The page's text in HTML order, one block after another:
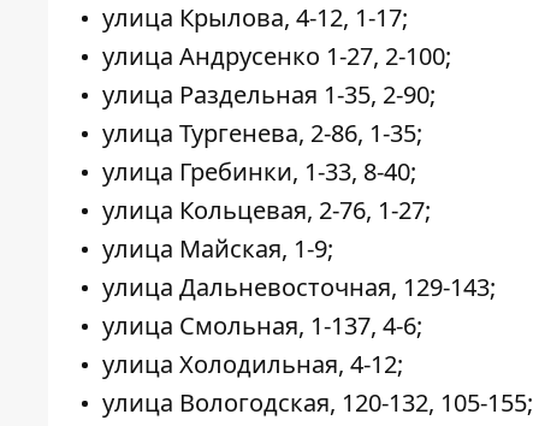
улица Крылова, 4-12, 1-17;
улица Андрусенко 1-27, 2-100;
улица Раздельная 1-35, 2-90;
улица Тургенева, 2-86, 1-35;
улица Гребинки, 1-33, 8-40;
улица Кольцевая, 2-76, 1-27;
улица Майская, 1-9;
улица Дальневосточная, 129-143;
улица Смольная, 1-137, 4-6;
улица Холодильная, 4-12;
улица Вологодская, 120-132, 105-155;